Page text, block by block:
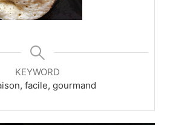
KEYWORD
facile, gourmand